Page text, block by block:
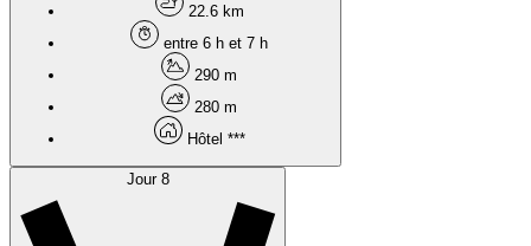
22.6 km
entre 6 h et 7 h
290 m
280 m
Hôtel ***
Jour 8